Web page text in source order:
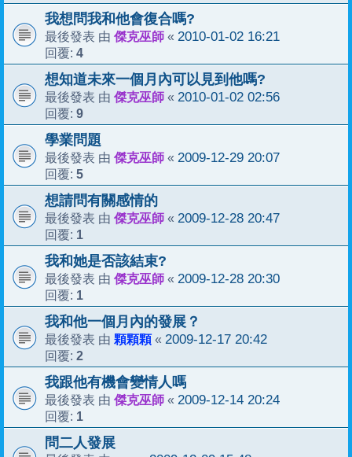
我想問我和他會復合嗎?
最後發表 由 傑克巫師 « 2010-01-02 16:21
回覆: 4
想知道未來一個月內可以見到他嗎?
最後發表 由 傑克巫師 « 2010-01-02 02:56
回覆: 9
學業問題
最後發表 由 傑克巫師 « 2009-12-29 20:07
回覆: 5
想請問有關感情的
最後發表 由 傑克巫師 « 2009-12-28 20:47
回覆: 1
我和她是否該結束?
最後發表 由 傑克巫師 « 2009-12-28 20:30
回覆: 1
我和他一個月內的發展？
最後發表 由 顆顆顆« 2009-12-17 20:42
回覆: 2
我跟他有機會變情人嗎
最後發表 由 傑克巫師 « 2009-12-14 20:24
回覆: 1
問二人發展